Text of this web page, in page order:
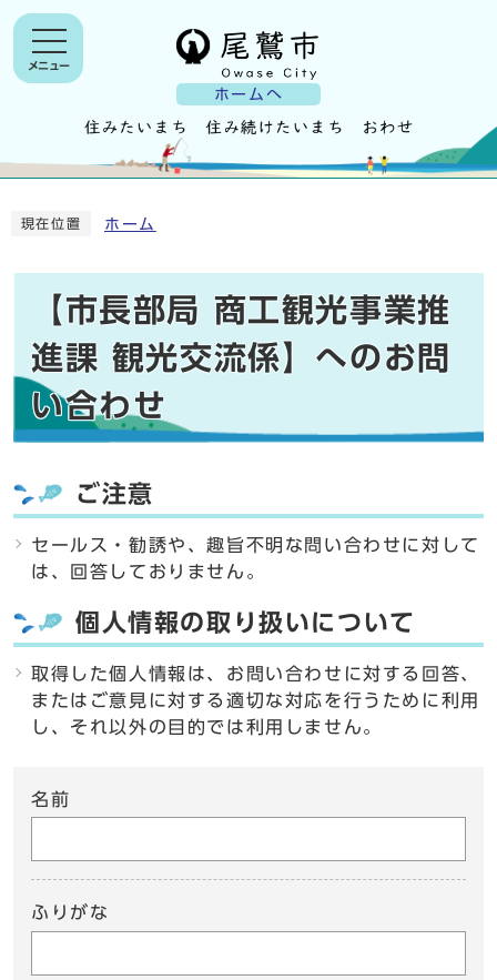
ホームへ
メニュー
現在位置 ホーム
【市長部局 商工観光事業推
進課 観光交流係】へのお問
い合わせ
ご注意
セールス・勧誘や、趣旨不明な問い合わせに対して
は、回答しておりません。
個人情報の取り扱いについて
取得した個人情報は、お問い合わせに対する回答、
またはご意見に対する適切な対応を行うために利用
し、それ以外の目的では利用しません。
名前
ふりがな